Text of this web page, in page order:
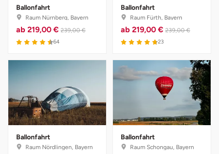
Ballonfahrt
Raum Nürnberg, Bayern
ab 219,00 € 239,00 €
4.5 von 5
64
Ballonfahrt
Raum Fürth, Bayern
ab 219,00 € 239,00 €
4.8 von 5
23
Ballonfahrt
Raum Nördlingen, Bayern
Ballonfahrt
Raum Schongau, Bayern